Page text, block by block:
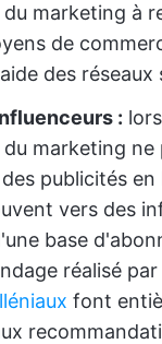
du marketing à
de
des réseaux
:
du marketing
publicités en
vers des
base
réalisé
font